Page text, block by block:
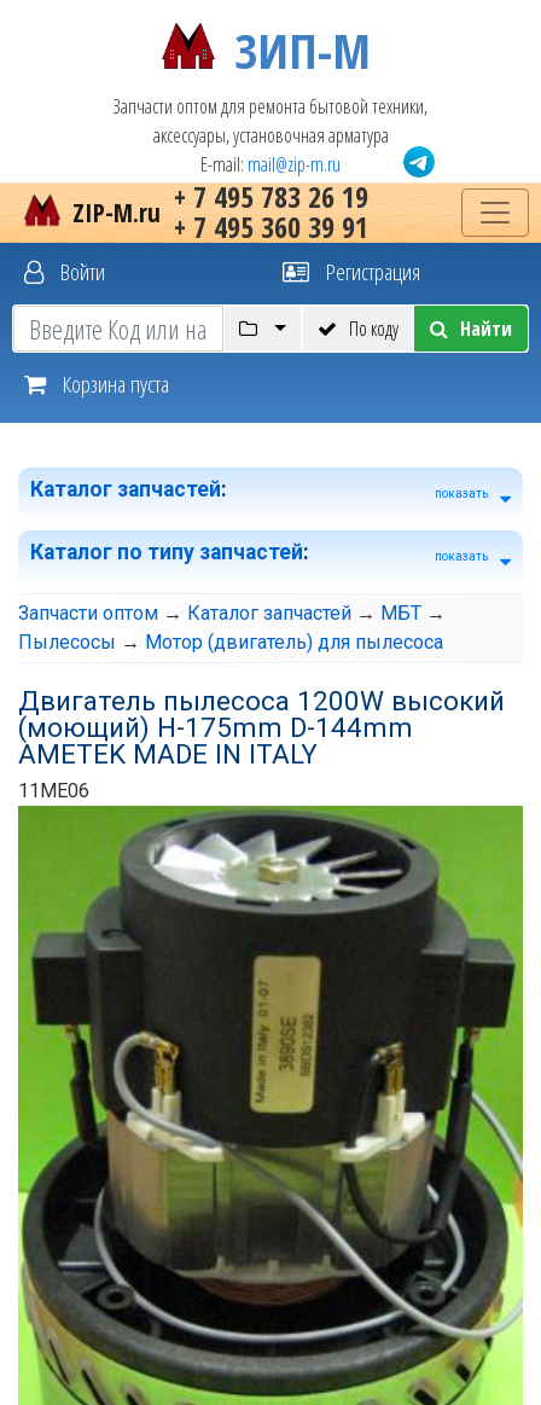
ЗИП-М
Запчасти оптом для ремонта бытовой техники,
аксессуары, установочная арматура
E-mail: mail@zip-m.ru
+ 7 495 783 26 19
+ 7 495 360 39 91
ZIP-M.ru
Войти Регистрация
По коду Найти
Корзина пуста
Каталог запчастей: показать
Каталог по типу запчастей: показать
Запчасти оптом → Каталог запчастей → МБТ →
Пылесосы → Мотор (двигатель) для пылесоса
Двигатель пылесоса 1200W высокий
(моющий) H-175mm D-144mm
AMETEK MADE IN ITALY
11ME06